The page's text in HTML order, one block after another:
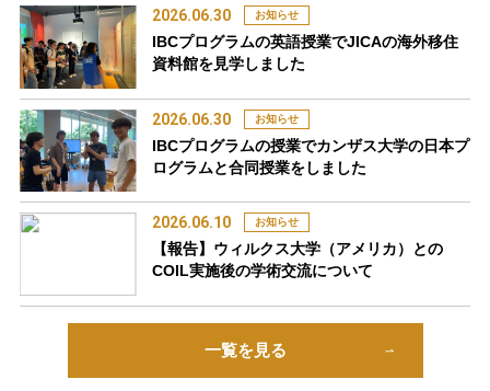
2026.06.30 お知らせ
IBCプログラムの英語授業でJICAの海外移住
資料館を見学しました
2026.06.30 お知らせ
IBCプログラムの授業でカンザス大学の日本プ
ログラムと合同授業をしました
2026.06.10 お知らせ
【報告】ウィルクス大学（アメリカ）との
COIL実施後の学術交流について
一覧を見る